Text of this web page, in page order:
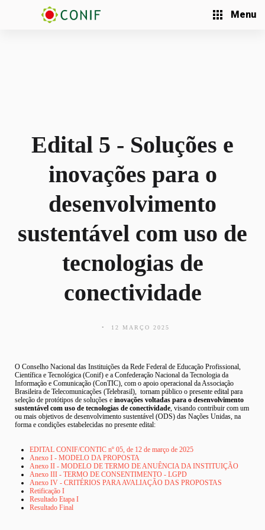
Menu
Edital 5 - Soluções e
inovações para o
desenvolvimento
sustentável com uso de
tecnologias de
conectividade
12 MARÇO 2025
O Conselho Nacional das Instituições da Rede Federal de Educação Profissional,
Científica e Tecnológica (Conif) e a Confederação Nacional da Tecnologia da
Informação e Comunicação (ConTIC), com o apoio operacional da Associação
Brasileira de Telecomunicações (Telebrasil), tornam público o presente edital para
seleção de protótipos de soluções e inovações voltadas para o desenvolvimento
sustentável com uso de tecnologias de conectividade, visando contribuir com um
ou mais objetivos de desenvolvimento sustentável (ODS) das Nações Unidas, na
forma e condições estabelecidas no presente edital:
EDITAL CONIF/CONTIC nº 05, de 12 de março de 2025
Anexo I - MODELO DA PROPOSTA
Anexo II - MODELO DE TERMO DE ANUÊNCIA DA INSTITUIÇÃO
Anexo III - TERMO DE CONSENTIMENTO - LGPD
Anexo IV - CRITÉRIOS PARA AVALIAÇÃO DAS PROPOSTAS
Retificação I
Resultado Etapa I
Resultado Final